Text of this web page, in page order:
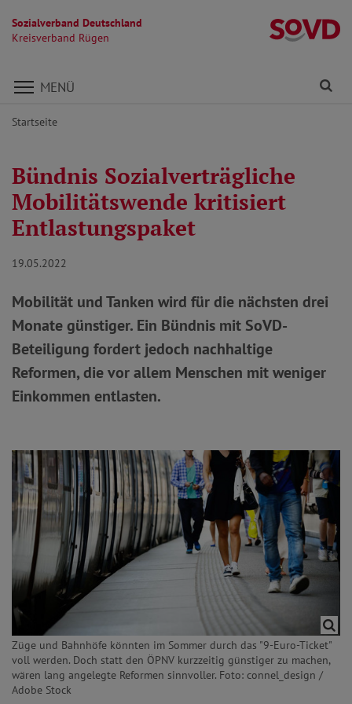
Sozialverband Deutschland
Kreisverband Rügen
Direkt zu den Inhalten springen
MENÜ
Startseite
Bündnis Sozialverträgliche
Mobilitätswende kritisiert
Entlastungspaket
19.05.2022
Mobilität und Tanken wird für die nächsten drei
Monate günstiger. Ein Bündnis mit SoVD-
Beteiligung fordert jedoch nachhaltige
Reformen, die vor allem Menschen mit weniger
Einkommen entlasten.
Züge und Bahnhöfe könnten im Sommer durch das "9-Euro-Ticket"
voll werden. Doch statt den ÖPNV kurzzeitig günstiger zu machen,
wären lang angelegte Reformen sinnvoller. Foto: connel_design /
Adobe Stock